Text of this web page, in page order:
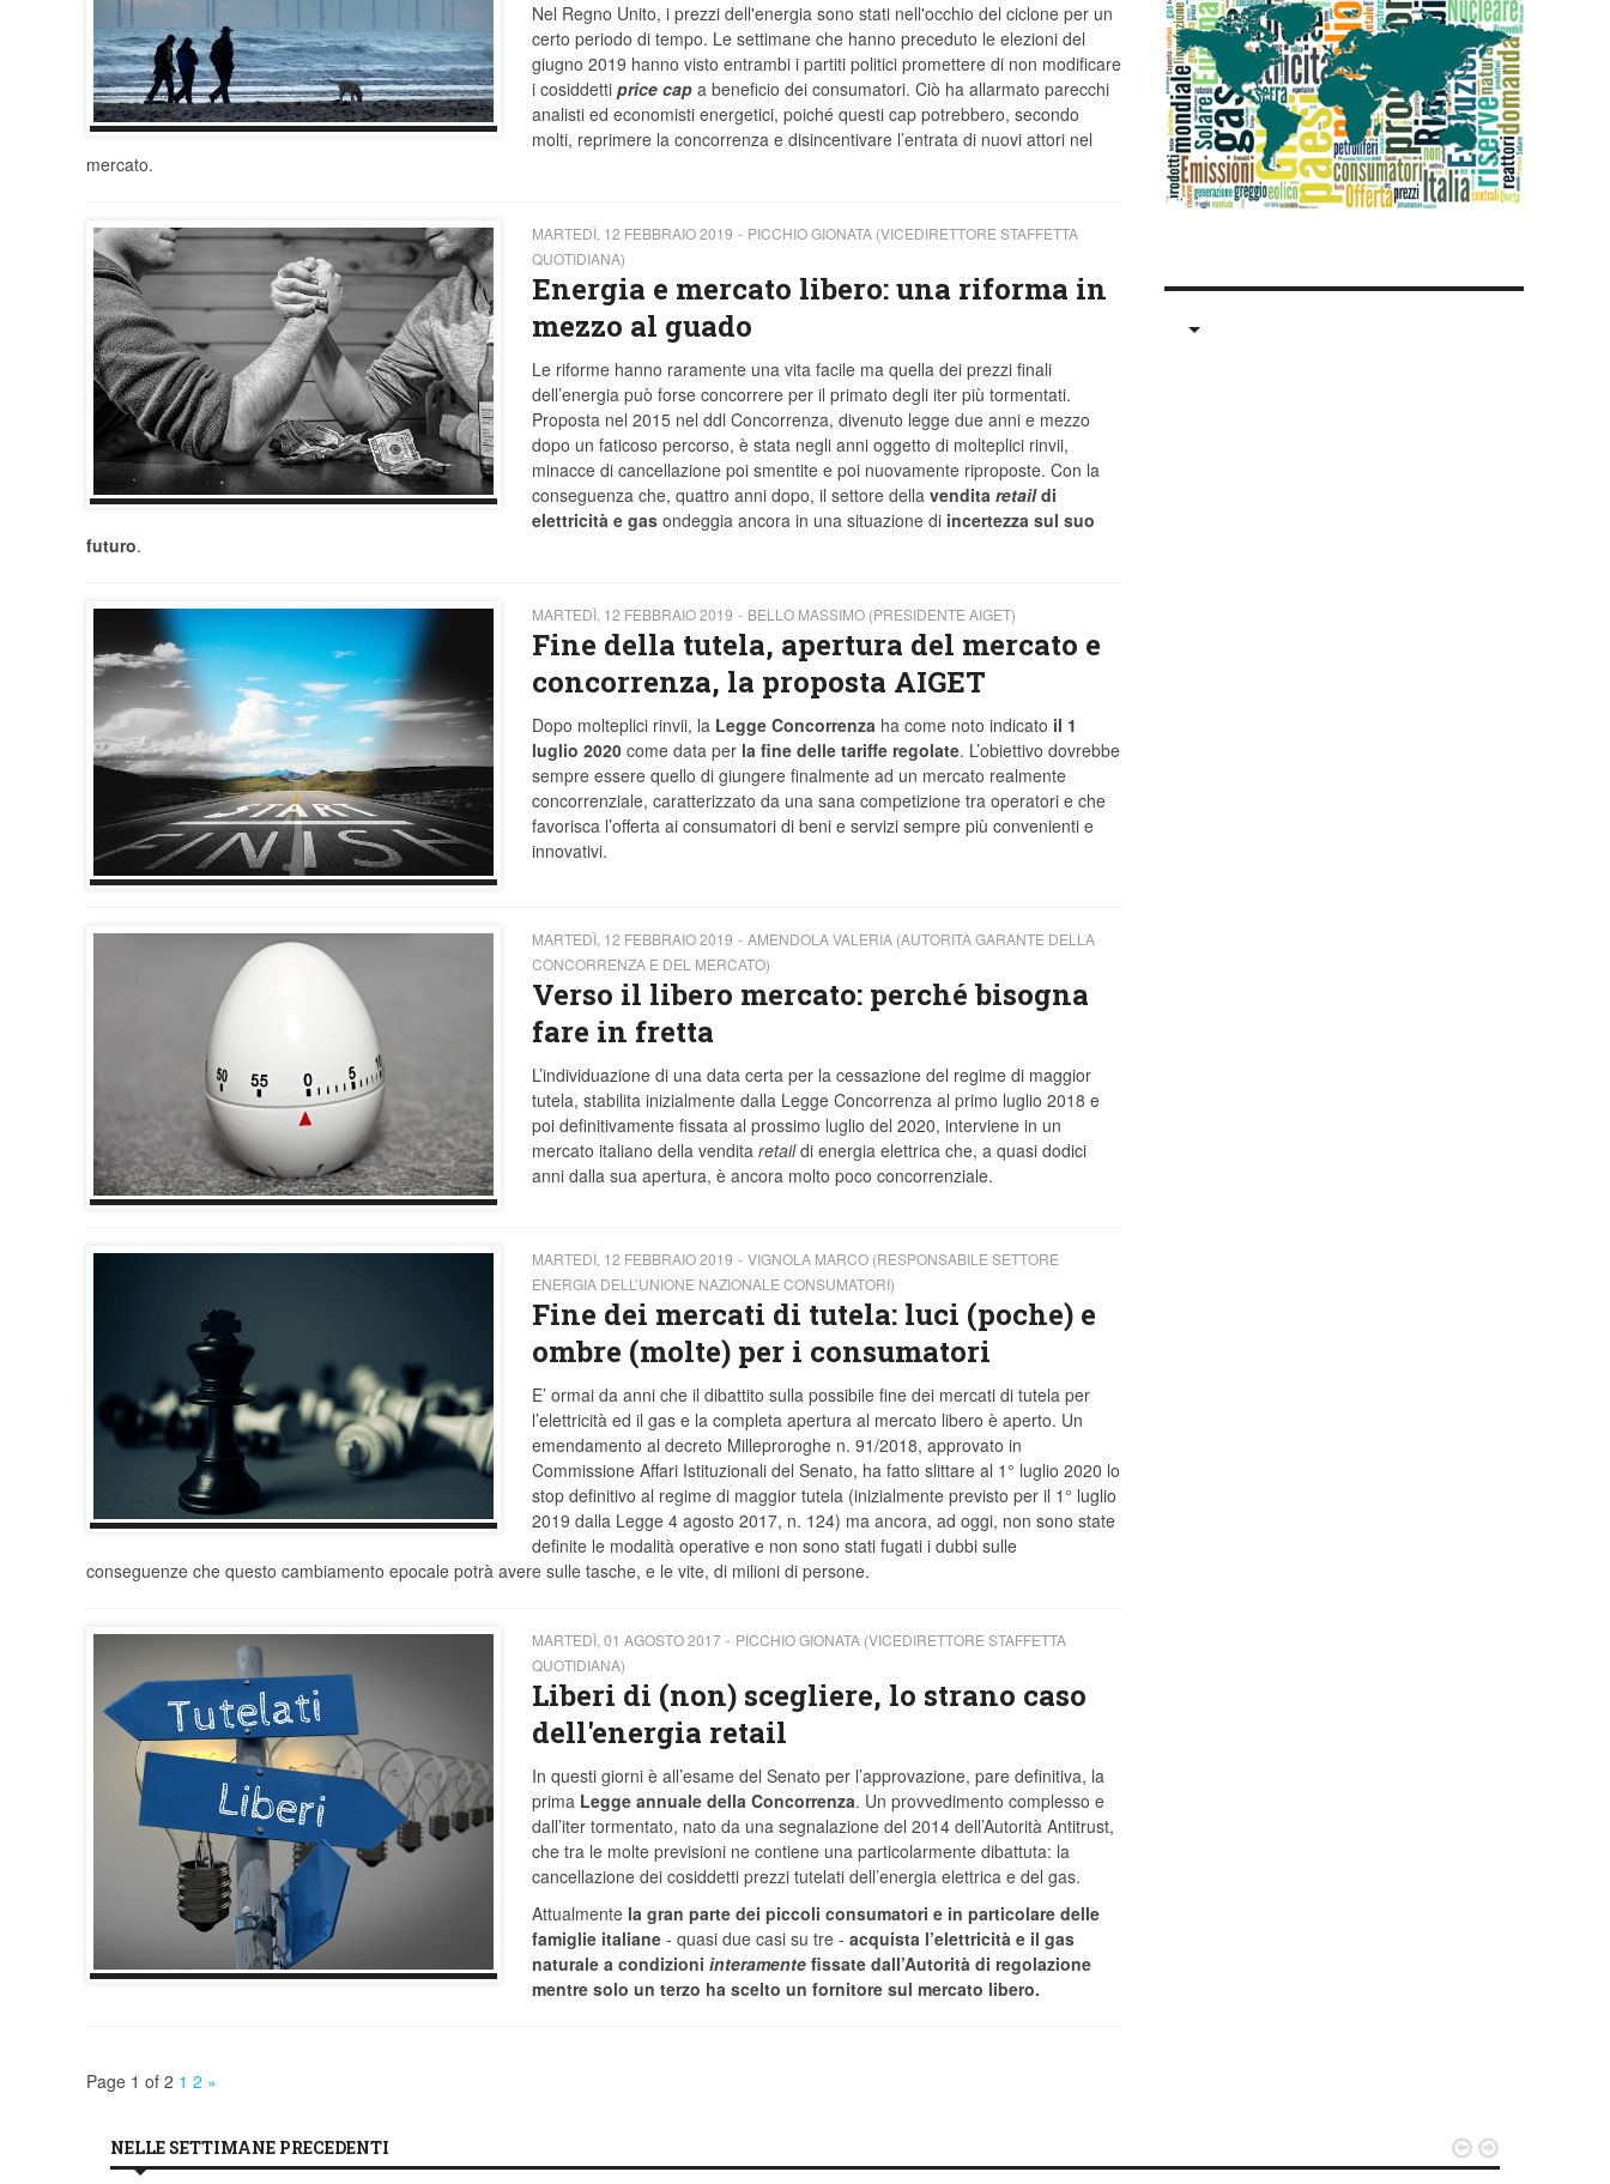
Nel Regno Unito, i prezzi dell'energia sono stati nell'occhio del ciclone per un
certo periodo di tempo. Le settimane che hanno preceduto le elezioni del
giugno 2019 hanno visto entrambi i partiti politici promettere di non modificare
i cosiddetti price cap a beneficio dei consumatori. Ciò ha allarmato parecchi
analisti ed economisti energetici, poiché questi cap potrebbero, secondo
molti, reprimere la concorrenza e disincentivare l’entrata di nuovi attori nel
mercato.
MARTEDÌ, 12 FEBBRAIO 2019
PICCHIO GIONATA (VICEDIRETTORE STAFFETTA
QUOTIDIANA)
Energia e mercato libero: una riforma in
mezzo al guado
Le riforme hanno raramente una vita facile ma quella dei prezzi finali
dell’energia può forse concorrere per il primato degli iter più tormentati.
Proposta nel 2015 nel ddl Concorrenza, divenuto legge due anni e mezzo
dopo un faticoso percorso, è stata negli anni oggetto di molteplici rinvii,
minacce di cancellazione poi smentite e poi nuovamente riproposte. Con la
conseguenza che, quattro anni dopo, il settore della vendita retaildi
elettricità e gasondeggia ancora in una situazione di incertezza sul suo
futuro.
MARTEDÌ, 12 FEBBRAIO 2019 BELLO MASSIMO (PRESIDENTE AIGET)
Fine della tutela, apertura del mercato e
concorrenza, la proposta AIGET
Dopo molteplici rinvii, la Legge Concorrenzaha come noto indicato il 1
luglio 2020come data per la fine delle tariffe regolate. L’obiettivo dovrebbe
sempre essere quello di giungere finalmente ad un mercato realmente
concorrenziale, caratterizzato da una sana competizione tra operatori e che
favorisca l’offerta ai consumatori di beni e servizi sempre più convenienti e
innovativi.
MARTEDÌ, 12 FEBBRAIO 2019
AMENDOLA VALERIA (AUTORITÀ GARANTE DELLA
CONCORRENZA E DEL MERCATO)
Verso il libero mercato: perché bisogna
fare in fretta
L’individuazione di una data certa per la cessazione del regime di maggior
tutela, stabilita inizialmente dalla Legge Concorrenza al primo luglio 2018 e
poi definitivamente fissata al prossimo luglio del 2020, interviene in un
mercato italiano della vendita retaildi energia elettrica che, a quasi dodici
anni dalla sua apertura, è ancora molto poco concorrenziale.
MARTEDÌ, 12 FEBBRAIO 2019
VIGNOLA MARCO (RESPONSABILE SETTORE
ENERGIA DELL’UNIONE NAZIONALE CONSUMATORI)
Fine dei mercati di tutela: luci (poche) e
ombre (molte) per i consumatori
E’ ormai da anni che il dibattito sulla possibile fine dei mercati di tutela per
l’elettricità ed il gas e la completa apertura al mercato libero è aperto. Un
emendamento al decreto Milleproroghe n. 91/2018, approvato in
Commissione Affari Istituzionali del Senato, ha fatto slittare al 1° luglio 2020 lo
stop definitivo al regime di maggior tutela (inizialmente previsto per il 1° luglio
2019 dalla Legge 4 agosto 2017, n. 124) ma ancora, ad oggi, non sono state
definite le modalità operative e non sono stati fugati i dubbi sulle
conseguenze che questo cambiamento epocale potrà avere sulle tasche, e le vite, di milioni di persone.
MARTEDÌ, 01 AGOSTO 2017
PICCHIO GIONATA (VICEDIRETTORE STAFFETTA
QUOTIDIANA)
Liberi di (non) scegliere, lo strano caso
dell'energia retail
In questi giorni è all’esame del Senato per l’approvazione, pare definitiva, la
prima Legge annuale della Concorrenza. Un provvedimento complesso e
dall’iter tormentato, nato da una segnalazione del 2014 dell’Autorità Antitrust,
che tra le molte previsioni ne contiene una particolarmente dibattuta: la
cancellazione dei cosiddetti prezzi tutelati dell’energia elettrica e del gas.
Attualmente la gran parte dei piccoli consumatori e in particolare delle
famiglie italiane- quasi due casi su tre - acquista l’elettricità e il gas
naturale a condizioni interamentefissate dall’Autorità di regolazione
mentre solo un terzo ha scelto un fornitore sul mercato libero.
Page 1 of 2 1 2 »
NELLE SETTIMANE PRECEDENTI  